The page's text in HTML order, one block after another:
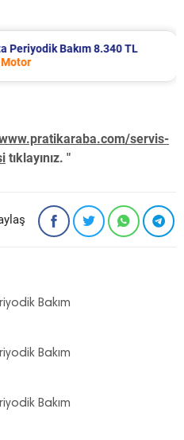
Bakım 8.340 TL
servis-
tıklayınız. "
Bakım
Bakım
Bakım